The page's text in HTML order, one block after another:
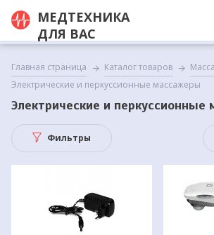
МЕДТЕХНИКА
ДЛЯ ВАС
Главная страница Каталог товаров
Электрические и перкуссионные массажеры
Электрические и
Фильтры